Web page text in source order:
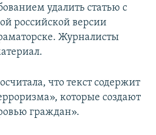
удалить статью c
российской версии
Журналисты
что текст содержит
которые создают
граждан».